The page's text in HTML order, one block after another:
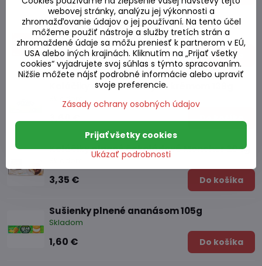
Koláčiky Choco Pie čokoládové 336g
Skladom
4,55 € Do košíka
Koláčiky Custard s vaječ. krémom 138g
Skladom
Koláčiky plnené čokoládové Moncher 204g
3,35 € Do košíka
Sušienky plnené ananásom 105g
Skladom
1,60 € Do košíka
webovej stránky, analýzu jej výkonnosti a
zhromažďovanie údajov o jej používaní. Na tento účel
môžeme použiť nástroje a služby tretích strán a
zhromaždené údaje sa môžu preniesť k partnerom v EÚ,
USA alebo iných krajinách. Kliknutím na „Prijať všetky
cookies“ vyjadrujete svoj súhlas s týmto spracovaním.
Nižšie môžete nájsť podrobné informácie alebo upraviť
svoje preferencie.
Zásady ochrany osobných údajov
Ukázať podrobnosti
Prijať všetky cookies